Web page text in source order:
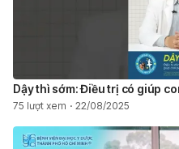
Dậy thì sớm: Điều trị có giúp
75 lượt xem 22/08/2025